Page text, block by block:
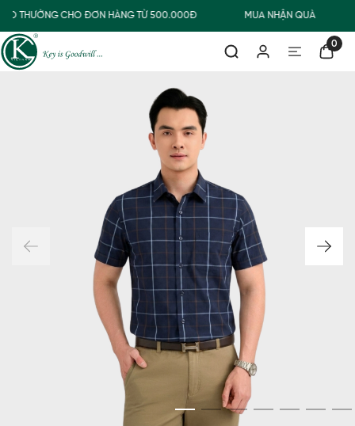
THƯỜNG CHO ĐƠN HÀNG TỪ 500.000Đ MUA NHẬN QUÀ
0
XANH TÍM THAN KẺ TRẮNG